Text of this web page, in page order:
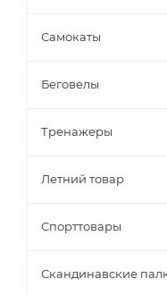
Самокаты
Беговелы
Тренажеры
Летний товар
Спорттовары
Скандинавские